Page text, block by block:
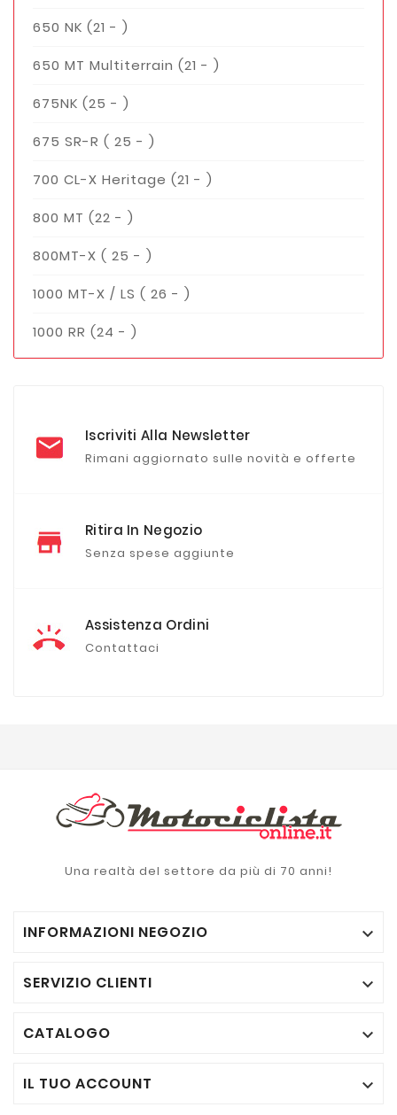
650 NK (21 - )
650 MT Multiterrain (21 - )
675NK (25 - )
675 SR-R ( 25 - )
700 CL-X Heritage (21 - )
800 MT (22 - )
800MT-X ( 25 - )
1000 MT-X / LS ( 26 - )
1000 RR (24 - )
Iscriviti Alla Newsletter
Rimani aggiornato sulle novità e offerte
Ritira In Negozio
Senza spese aggiunte
Assistenza Ordini
Contattaci
Una realtà del settore da più di 70 anni!
INFORMAZIONI NEGOZIO 
SERVIZIO CLIENTI 
CATALOGO 
IL TUO ACCOUNT 